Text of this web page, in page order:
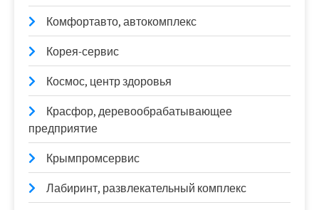
Комфортавто, автокомплекс
Корея-сервис
Космос, центр здоровья
Красфор, деревообрабатывающее
предприятие
Крымпромсервис
Лабиринт, развлекательный комплекс